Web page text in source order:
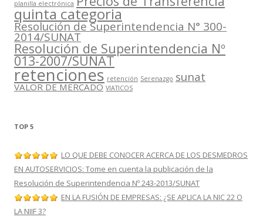
planilla electrónica
quinta categoria
Resolución de Superintendencia N° 300-
2014/SUNAT
Resolución de Superintendencia Nº
013-2007/SUNAT
retenciones retención Serenazgo sunat
VALOR DE MERCADO VIATICOS
TOP 5
LO QUE DEBE CONOCER ACERCA DE LOS DESMEDROS
EN AUTOSERVICIOS: Tome en cuenta la publicación de la
Resolución de Superintendencia Nº 243-2013/SUNAT
EN LA FUSIÓN DE EMPRESAS: ¿SE APLICA LA NIC 22 O
LA NIIF 3?